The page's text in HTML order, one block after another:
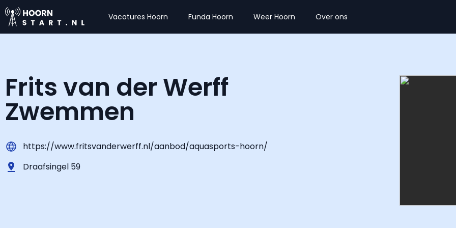
Vacatures Hoorn Funda Hoorn Weer Hoorn Over ons
Frits van der Werff
Zwemmen
https://www.fritsvanderwerff.nl/aanbod/aquasports-hoorn/
Draafsingel 59